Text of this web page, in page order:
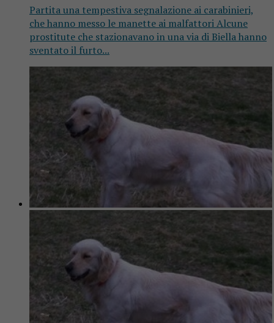
Partita una tempestiva segnalazione ai carabinieri,
che hanno messo le manette ai malfattori Alcune
prostitute che stazionavano in una via di Biella hanno
sventato il furto...